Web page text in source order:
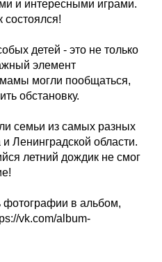
и интересными играми.
состоялся!
детей - это не только
элемент
могли пообщаться,
обстановку.
семьи из самых разных
Ленинградской области.
летний дождик не смог
в альбом,
vk.com/album-